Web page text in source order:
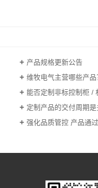
产品规格更新公告
维牧电气主营哪些产品
能否定制非标控制柜 /
定制产品的交付周期是
强化品质管控 产品通